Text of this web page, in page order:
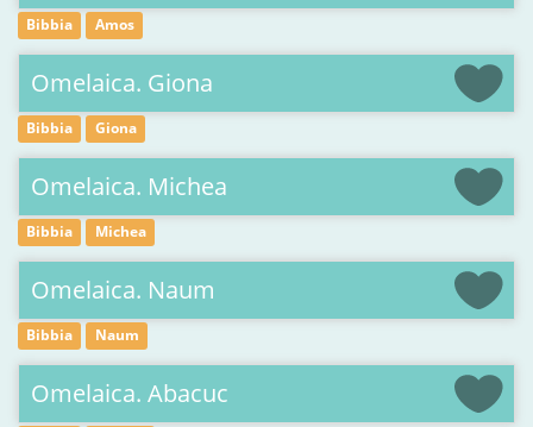
Bibbia Amos
Omelaica. Giona
Bibbia Giona
Omelaica. Michea
Bibbia Michea
Omelaica. Naum
Bibbia Naum
Omelaica. Abacuc